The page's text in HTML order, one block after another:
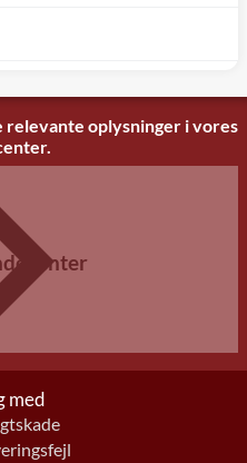
relevante oplysninger i vores
med